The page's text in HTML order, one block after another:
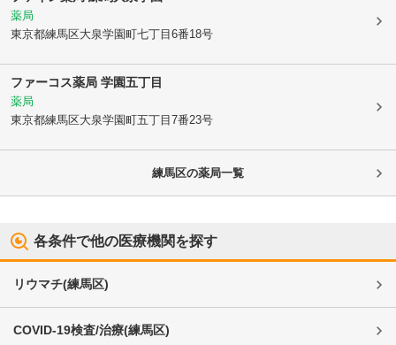
薬局
東京都練馬区大泉学園町七丁目6番18号
ファーコス薬局 学園五丁目
薬局
東京都練馬区大泉学園町五丁目7番23号
練馬区の薬局一覧
各条件で他の医療機関を探す
リウマチ(練馬区)
COVID-19検査/治療(練馬区)